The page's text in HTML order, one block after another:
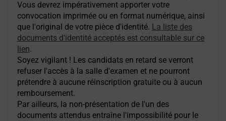
Vous devrez impérativement apporter votre
convocation imprimée ou en format numérique, ainsi
que l'original de votre pièce d'identité. La liste des
documents d'identité acceptés est consultable sur ce
lien.
Soyez vigilant ! Les candidats en retard se verront
refuser l'accès à la salle d'examen et ne pourront
prétendre à aucune réinscription gratuite ou à aucun
remboursement.
Par ailleurs, la non-présentation de l'un des
documents attendus entraîne l'impossibilité pour le